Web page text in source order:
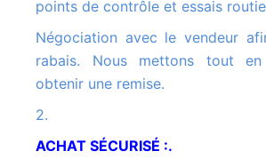
points de contrôle et essais
Négociation avec le vendeur afin d'obtenir un
rabais. Nous mettons tout
obtenir une remise.
2.
ACHAT SÉCURISÉ :.